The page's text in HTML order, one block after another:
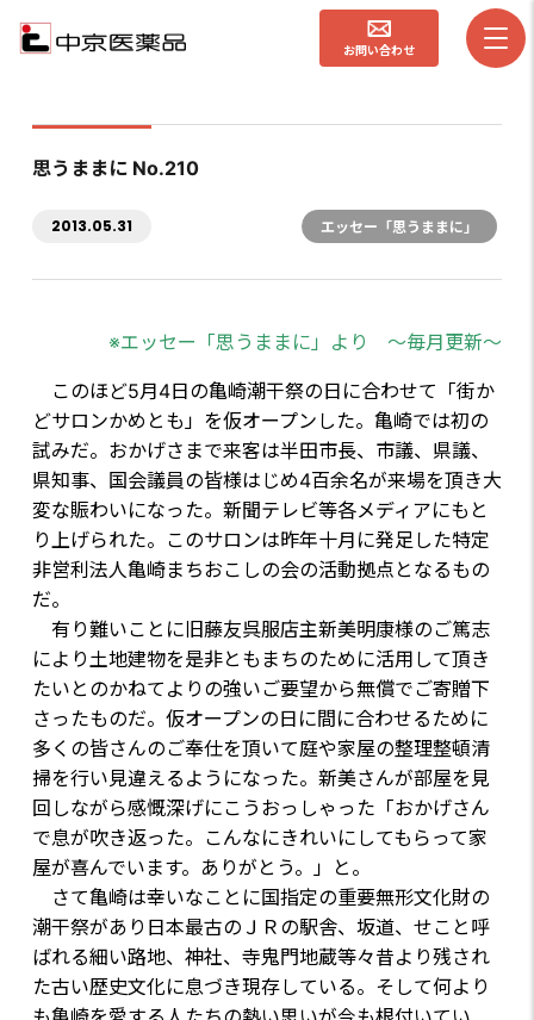
お問い合わせ
思うままに No.210
2013.05.31 エッセー「思うままに」
※エッセー「思うままに」より ～毎月更新～
このほど5月4日の亀崎潮干祭の日に合わせて「街か
どサロンかめとも」を仮オープンした。亀崎では初の
試みだ。おかげさまで来客は半田市長、市議、県議、
県知事、国会議員の皆様はじめ4百余名が来場を頂き大
変な賑わいになった。新聞テレビ等各メディアにもと
り上げられた。このサロンは昨年十月に発足した特定
非営利法人亀崎まちおこしの会の活動拠点となるもの
だ。
有り難いことに旧藤友呉服店主新美明康様のご篤志
により土地建物を是非ともまちのために活用して頂き
たいとのかねてよりの強いご要望から無償でご寄贈下
さったものだ。仮オープンの日に間に合わせるために
多くの皆さんのご奉仕を頂いて庭や家屋の整理整頓清
掃を行い見違えるようになった。新美さんが部屋を見
回しながら感慨深げにこうおっしゃった「おかげさん
で息が吹き返った。こんなにきれいにしてもらって家
屋が喜んでいます。ありがとう。」と。
さて亀崎は幸いなことに国指定の重要無形文化財の
潮干祭があり日本最古のＪＲの駅舎、坂道、せこと呼
ばれる細い路地、神社、寺鬼門地蔵等々昔より残され
た古い歴史文化に息づき現存している。そして何より